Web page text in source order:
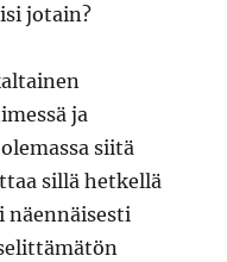
jotain?
ja
siitä
sillä hetkellä
näennäisesti